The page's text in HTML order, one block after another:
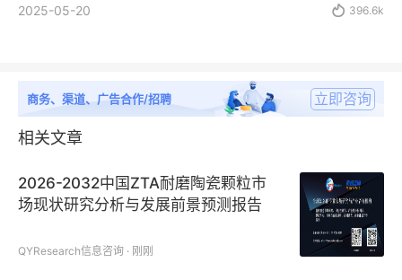
2025-05-20  396.6k
商务、渠道、广告合作/招聘 立即咨询
相关文章
2026-2032中国ZTA耐磨陶瓷颗粒市
场现状研究分析与发展前景预测报告
QYResearch信息咨询 · 刚刚